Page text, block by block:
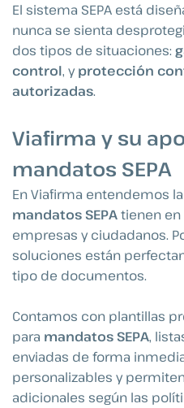
El sistema SEPA está
nunca se sienta
dos tipos de situaciones:
control, yprotección
autorizadas.
Viafirma y su
mandatos SEPA
En Viafirma entendemos
mandatos SEPAtienen en
empresas y ciudadanos.
soluciones están
tipo de documentos.
Contamos con plantillas
para mandatos SEPA,
enviadas de forma
personalizables y
adicionales según las